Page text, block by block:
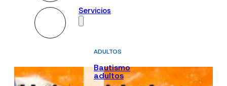
Servicios
ADULTOS
Bautismo
adultos